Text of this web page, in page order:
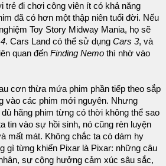
trẻ đi chơi công viên ít có khả năng
đã có hơn một thập niên tuổi đời. Nếu
Toy Story Midway Mania, họ sẽ
. Cars Land có thể sử dụng Cars 3, và
quan đến Finding Nemo thì nhờ vào
cơn thừa mứa phim phần tiếp theo sắp
vào các phim mới nguyên. Nhưng
hãng phim từng có thời không thể sao
tin vào sự hồi sinh, nó cũng rèn luyện
mất mát. Không chắc ta có dám hy
gì từng khiến Pixar là Pixar: những câu
sự cộng hưởng cảm xúc sâu sắc,